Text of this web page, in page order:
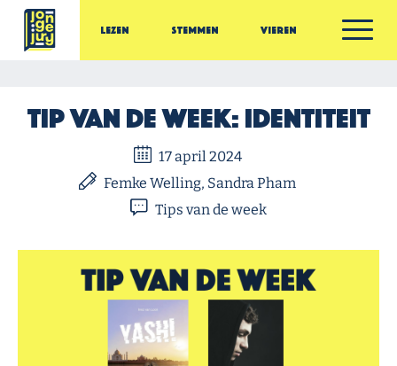
Ga door naar inhoud
Jonge Jury
Lezen Stemmen Vieren
Tip van de week: identiteit
17 april 2024
Femke Welling, Sandra Pham
Tips van de week